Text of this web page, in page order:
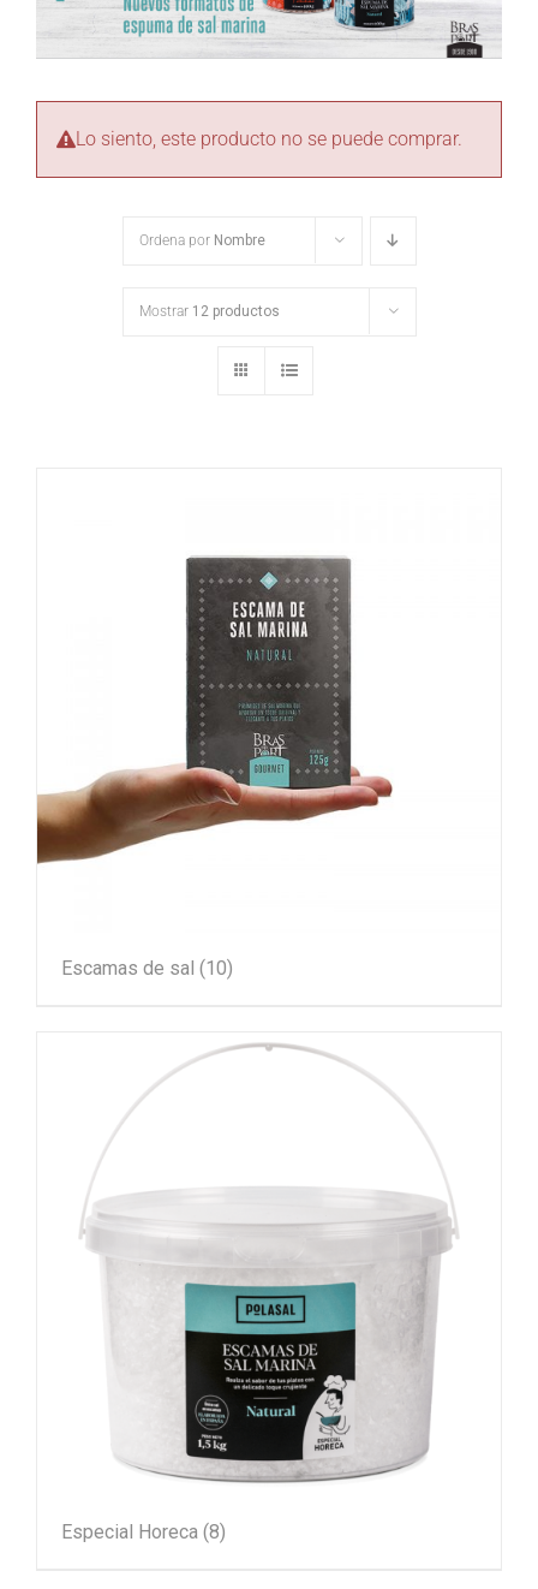
Lo siento, este producto no se puede comprar.
Ordena por Nombre
Mostrar 12 productos
Escamas de sal (10)
Especial Horeca (8)